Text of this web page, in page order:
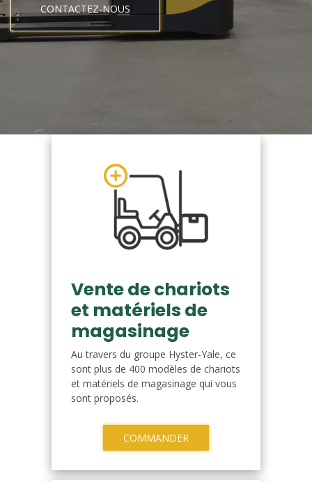
CONTACTEZ-NOUS
Vente de chariots
et matériels de
magasinage
Au travers du groupe Hyster-Yale, ce
sont plus de 400 modèles de chariots
et matériels de magasinage qui vous
sont proposés.
COMMANDER